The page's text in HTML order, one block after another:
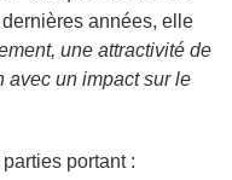
années, elle
une attractivité de
avec un impact sur le
portant :